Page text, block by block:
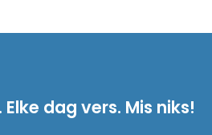
dag vers. Mis niks!